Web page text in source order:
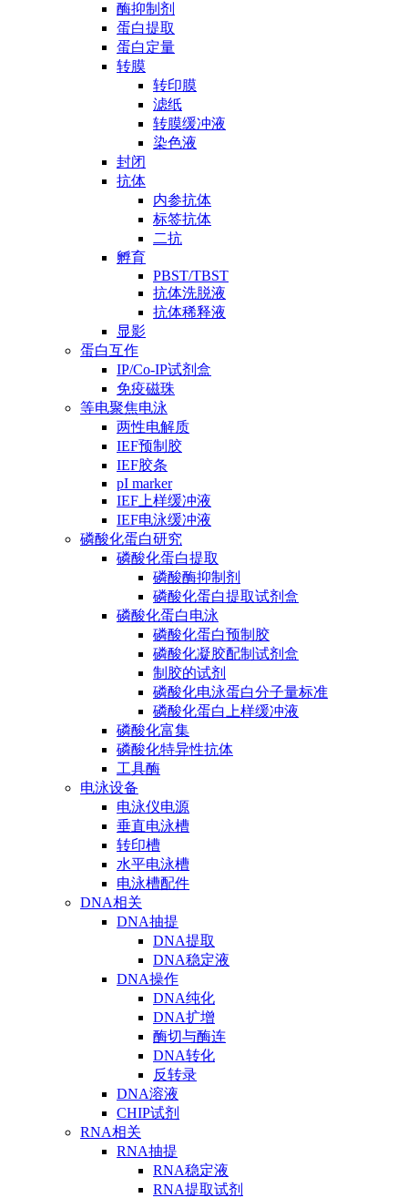
酶抑制剂
蛋白提取
蛋白定量
转膜
转印膜
滤纸
转膜缓冲液
染色液
封闭
抗体
内参抗体
标签抗体
二抗
孵育
PBST/TBST
抗体洗脱液
抗体稀释液
显影
蛋白互作
IP/Co-IP试剂盒
免疫磁珠
等电聚焦电泳
两性电解质
IEF预制胶
IEF胶条
pI marker
IEF上样缓冲液
IEF电泳缓冲液
磷酸化蛋白研究
磷酸化蛋白提取
磷酸酶抑制剂
磷酸化蛋白提取试剂盒
磷酸化蛋白电泳
磷酸化蛋白预制胶
磷酸化凝胶配制试剂盒
制胶的试剂
磷酸化电泳蛋白分子量标准
磷酸化蛋白上样缓冲液
磷酸化富集
磷酸化特异性抗体
工具酶
电泳设备
电泳仪电源
垂直电泳槽
转印槽
水平电泳槽
电泳槽配件
DNA相关
DNA抽提
DNA提取
DNA稳定液
DNA操作
DNA纯化
DNA扩增
酶切与酶连
DNA转化
反转录
DNA溶液
CHIP试剂
RNA相关
RNA抽提
RNA稳定液
RNA提取试剂